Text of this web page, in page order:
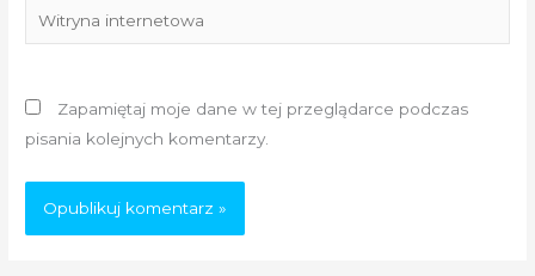
Witryna
internetowa
Zapamiętaj moje dane w tej przeglądarce podczas
pisania kolejnych komentarzy.